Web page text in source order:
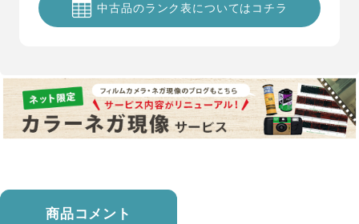
中古品のランク表についてはコチラ
商品コメント